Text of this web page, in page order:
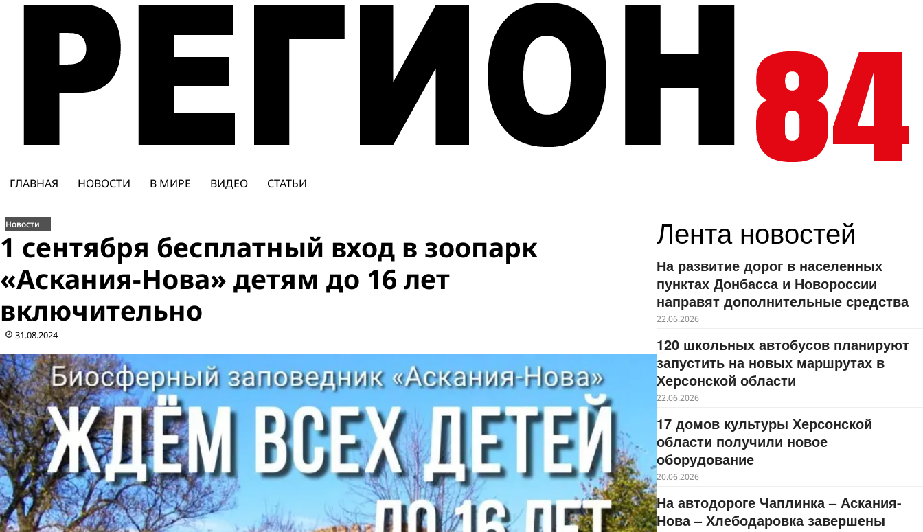
Перейти
содержимому
ГЛАВНАЯ НОВОСТИ В МИРЕ ВИДЕО СТАТЬИ
Новости
1 сентября бесплатный вход в зоопарк
«Аскания-Нова» детям до 16 лет
включительно
31.08.2024
Лента новостей
На развитие дорог в населенных
пунктах Донбасса и Новороссии
направят дополнительные средства
22.06.2026
120 школьных автобусов планируют
запустить на новых маршрутах в
Херсонской области
22.06.2026
17 домов культуры Херсонской
области получили новое
оборудование
20.06.2026
На автодороге Чаплинка – Аскания-
Нова – Хлебодаровка завершены